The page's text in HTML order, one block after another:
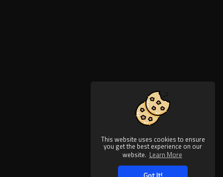
This website uses cookies to ensure
you get the best experience on our
website. Learn More